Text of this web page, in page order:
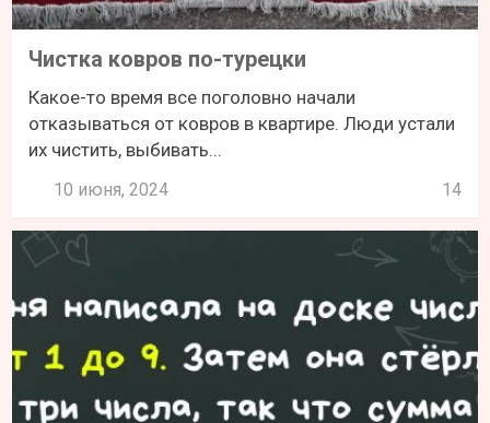
Чистка ковров по-турецки
Какое-то время все поголовно начали
отказываться от ковров в квартире. Люди устали
их чистить, выбивать...
10 июня, 2024 14